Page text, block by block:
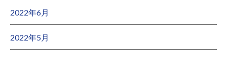
2022年6月
2022年5月